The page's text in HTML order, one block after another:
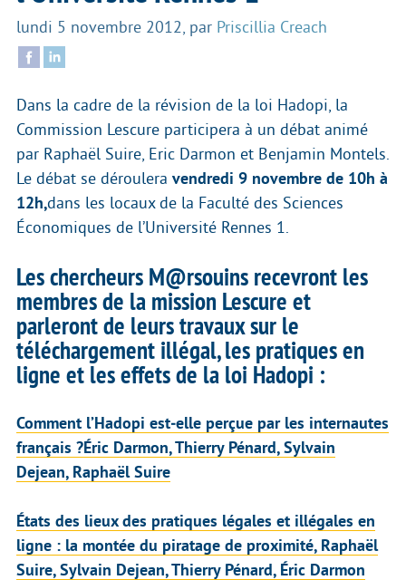
lundi 5 novembre 2012, par Priscillia Creach
Dans la cadre de la révision de la loi Hadopi, la
Commission Lescure participera à un débat animé
par Raphaël Suire, Eric Darmon et Benjamin Montels.
Le débat se déroulera vendredi 9 novembre de 10h à
12h,dans les locaux de la Faculté des Sciences
Économiques de l’Université Rennes 1.
Les chercheurs M@rsouins recevront les
membres de la mission Lescure et
parleront de leurs travaux sur le
téléchargement illégal, les pratiques en
ligne et les effets de la loi Hadopi :
Comment l’Hadopi est‐elle perçue par les internautes
français ?Éric Darmon, Thierry Pénard, Sylvain
Dejean, Raphaël Suire
États des lieux des pratiques légales et illégales en
ligne : la montée du piratage de proximité, Raphaël
Suire, Sylvain Dejean, Thierry Pénard, Éric Darmon